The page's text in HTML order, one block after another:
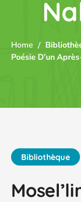
Home
Poésie D’un
Bibliothèque